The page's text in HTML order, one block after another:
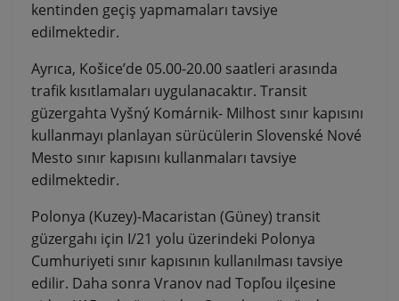
kentinden geçiş yapmamaları tavsiye
edilmektedir.
Ayrıca, Košice’de 05.00-20.00 saatleri arasında
trafik kısıtlamaları uygulanacaktır. Transit
güzergahta Vyšný Komárnik- Milhost sınır kapısını
kullanmayı planlayan sürücülerin Slovenské Nové
Mesto sınır kapısını kullanmaları tavsiye
edilmektedir.
Polonya (Kuzey)-Macaristan (Güney) transit
güzergahı için I/21 yolu üzerindeki Polonya
Cumhuriyeti sınır kapısının kullanılması tavsiye
edilir. Daha sonra Vranov nad Topľou ilçesine